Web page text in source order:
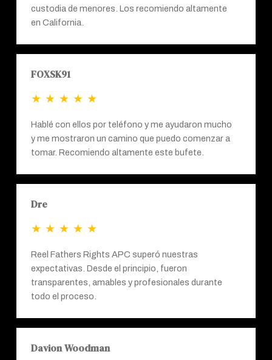
custodia de menores. Los recomiendo altamente
en California.
FOXSK91
★ ★ ★ ★ ★
Hablé con ellos por teléfono y me ayudaron mucho
y me mostraron un camino que puedo comenzar a
tomar. Recomiendo altamente este bufete.
Dre
★ ★ ★ ★ ★
Reel Fathers Rights APC superó nuestras
expectativas. Desde el principio, fueron
transparentes, amables y profesionales durante
todo el proceso.
Davion Woodman